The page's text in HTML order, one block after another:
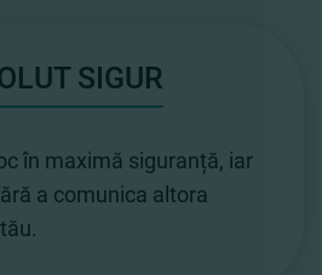
SIGUR
în maximă siguranță, iar
a comunica altora